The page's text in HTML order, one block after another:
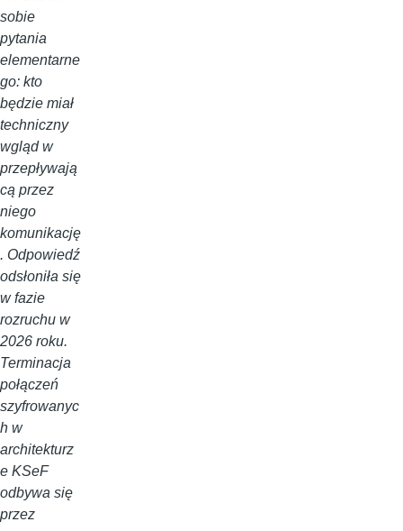
sobie
pytania
elementarne
go: kto
będzie miał
techniczny
wgląd w
przepływają
cą przez
niego
komunikację
. Odpowiedź
odsłoniła się
w fazie
rozruchu w
2026 roku.
Terminacja
połączeń
szyfrowanyc
h w
architekturz
e KSeF
odbywa się
przez